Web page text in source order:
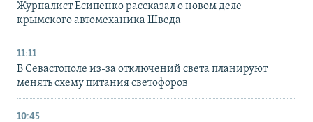
Журналист Есипенко рассказал о новом деле
крымского автомеханика Шведа
11:11
В Севастополе из-за отключений света планируют
менять схему питания светофоров
10:45